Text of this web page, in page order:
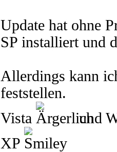
Update hat ohne
SP installiert und
Allerdings kann
feststellen.
Vista
und
XP